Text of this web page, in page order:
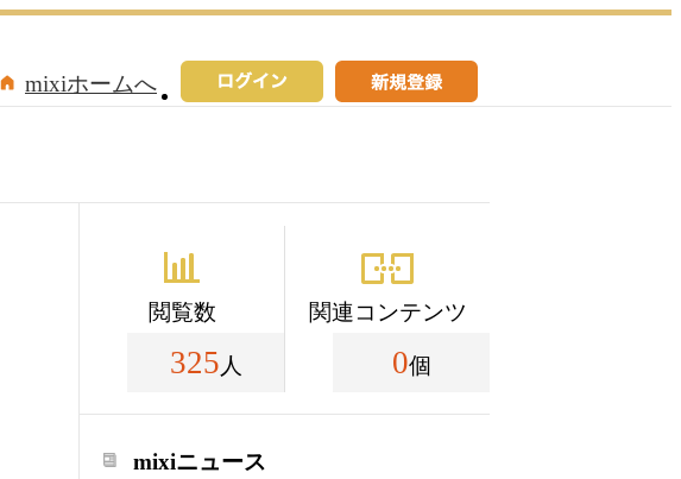
mixiホームへ
閲覧数
325 人
関連コンテンツ
0個
mixiニュース